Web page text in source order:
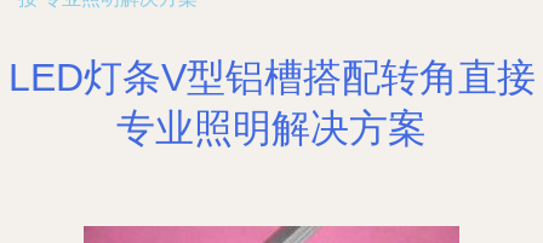
LED灯条V型铝槽搭配转角直接
专业照明解决方案